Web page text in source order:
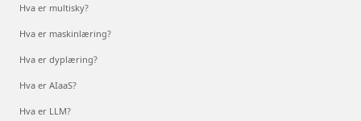
Hva er multisky?
Hva er maskinlæring?
Hva er dyplæring?
Hva er AIaaS?
Hva er LLM?